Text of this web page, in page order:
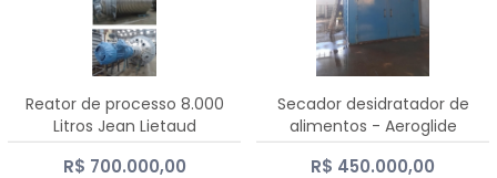
Reator de processo 8.000
Litros Jean Lietaud
R$ 700.000,00
Secador desidratador de
alimentos - Aeroglide
R$ 450.000,00